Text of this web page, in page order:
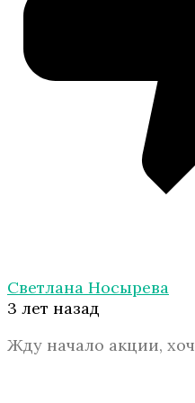
Светлана Носырева
3 лет назад
Жду начало акции,